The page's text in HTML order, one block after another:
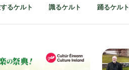
るケルト 識るケルト 踊るケルト